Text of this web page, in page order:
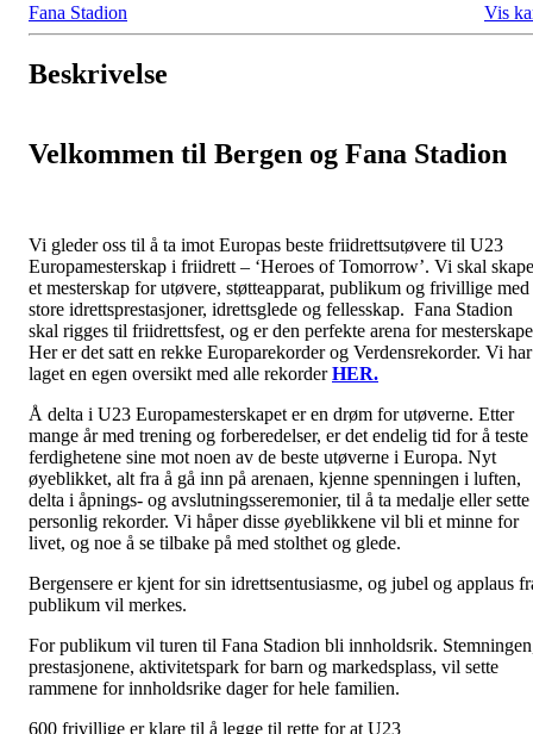
Fana Stadion Vis
Beskrivelse
Velkommen til Bergen og Fana Stadion
Vi gleder oss til å ta imot Europas beste friidrettsutøvere til U23
Europamesterskap i friidrett – ‘Heroes of Tomorrow’. Vi skal skape
et mesterskap for utøvere, støtteapparat, publikum og frivillige med
store idrettsprestasjoner, idrettsglede og fellesskap. Fana Stadion
skal rigges til friidrettsfest, og er den perfekte arena for
Her er det satt en rekke Europarekorder og Verdensrekorder. Vi har
laget en egen oversikt med alle rekorderHER.
Å delta i U23 Europamesterskapet er en drøm for utøverne. Etter
mange år med trening og forberedelser, er det endelig tid for å teste
ferdighetene sine mot noen av de beste utøverne i Europa. Nyt
øyeblikket, alt fra å gå inn på arenaen, kjenne spenningen i luften,
delta i åpnings- og avslutningsseremonier, til å ta medalje eller sette
personlig rekorder. Vi håper disse øyeblikkene vil bli et minne for
livet, og noe å se tilbake på med stolthet og glede.
Bergensere er kjent for sin idrettsentusiasme, og jubel og applaus
publikum vil merkes.
For publikum vil turen til Fana Stadion bli innholdsrik.
prestasjonene, aktivitetspark for barn og markedsplass, vil sette
rammene for innholdsrike dager for hele familien.
600 frivillige er klare til å legge til rette for at U23